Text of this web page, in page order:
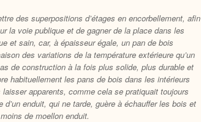
des superpositions d’étages en encorbellement, afin
la voie publique et de gagner de la place dans les
et sain, car, à épaisseur égale, un pan de bois
des variations de la température extérieure qu’un
de construction à la fois plus solide, plus durable et
habituellement les pans de bois dans les intérieurs
apparents, comme cela se pratiquait toujours
enduit, qui ne tarde, guère à échauffer les bois et
de moellon enduit.